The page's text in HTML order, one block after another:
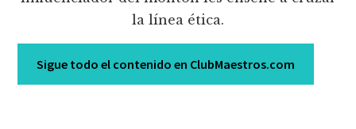
la línea ética.
Sigue todo el contenido en ClubMaestros.com